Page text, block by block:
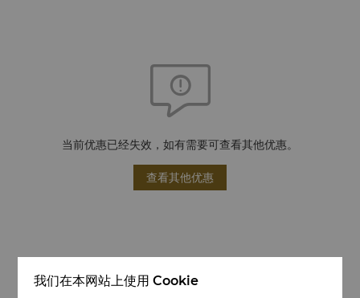
当前优惠已经失效，如有需要可查看其他优惠。
查看其他优惠
我们在本网站上使用 Cookie